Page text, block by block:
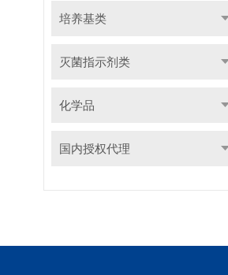
培养基类
灭菌指示剂类
化学品
国内授权代理